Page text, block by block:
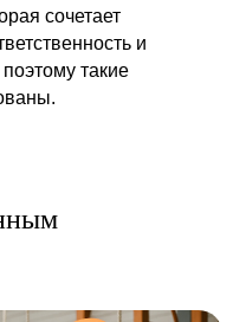
сочетает
и
такие